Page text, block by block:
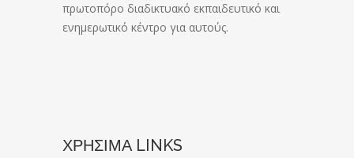
πρωτοπόρο διαδικτυακό εκπαιδευτικό και
ενημερωτικό κέντρο για αυτούς.
ΧΡΗΣΙΜΑ LINKS